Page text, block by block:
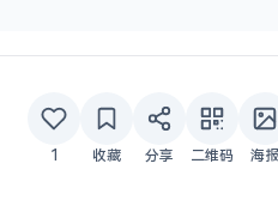
1 收藏 分享 二维码 海报